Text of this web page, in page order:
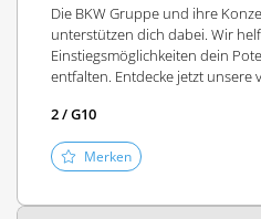
Die BKW Gruppe und ihre
unterstützen dich dabei. Wir
Einstiegsmöglichkeiten dein
entfalten. Entdecke jetzt unsere
2 / G10
Merken